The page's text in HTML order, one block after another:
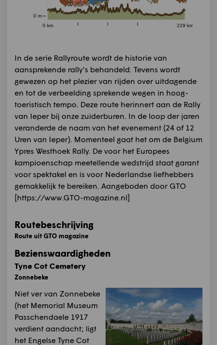
0 km 229 km
0 m
In de serie Rallyroute wordt de historie van
aansprekende rally's behandeld. Tevens wordt
gewezen op het plezier van rijden over uitdagende
en tot de verbeelding sprekende wegen in hoog-
toeristisch tempo. Deze route herinnert aan de Rally
van Ieper bij onze zuiderburen. In de loop der jaren
veranderde de naam van het evenement (24 of 12
Uren van Ieper). Momenteel gaat het om de Belgium
Ypres Westhoek Rally. De voor het Europees
kampioenschap meetellende wedstrijd staat garant
voor spektakel en is voor Nederlandse liefhebbers
gemakkelijk te bereiken. Aangeboden door GTO
[https://www.GTO-magazine.nl]
Routebeschrijving
Route uit GTO magazine
Bezienswaardigheden
Tyne Cot Cemetery
Zonnebeke
Niet ver van Zonnebeke
(het Memorial Museum
Passchendaele 1917
verdient aandacht; ligt
het Engelse Tyne Cot